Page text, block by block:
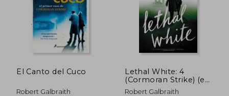
El Canto del Cuco
Robert Galbraith
Lethal White: 4
(Cormoran Strike) (en
Inglés)
Robert Galbraith